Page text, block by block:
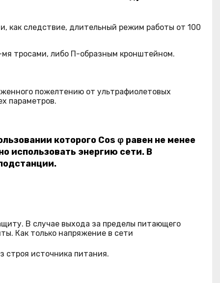
как следствие, длительный режим работы от 100
тросами, либо П-образным кронштейном.
пожелтению от ультрафиолетовых
параметров.
которого Cos φ равен не менее
использовать энергию сети. В
В случае выхода за пределы питающего
Как только напряжение в сети
строя источника питания.